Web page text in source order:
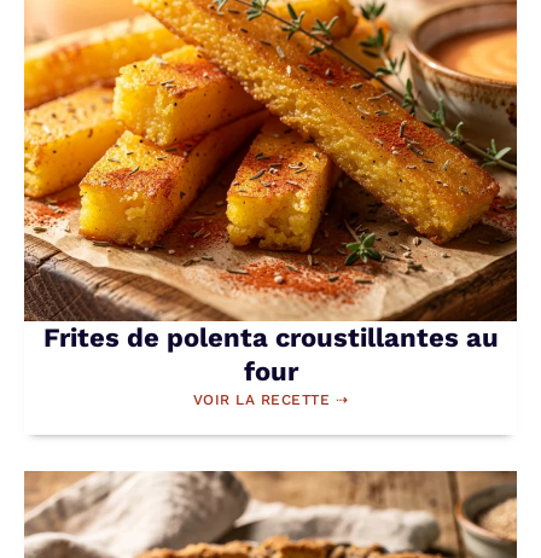
Frites de polenta croustillantes au
four
VOIR LA RECETTE ⇢